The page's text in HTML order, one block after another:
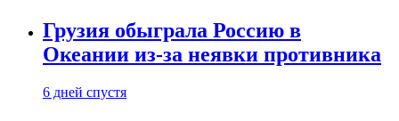
Грузия обыграла Россию в
Океании из-за неявки противника
6 дней спустя